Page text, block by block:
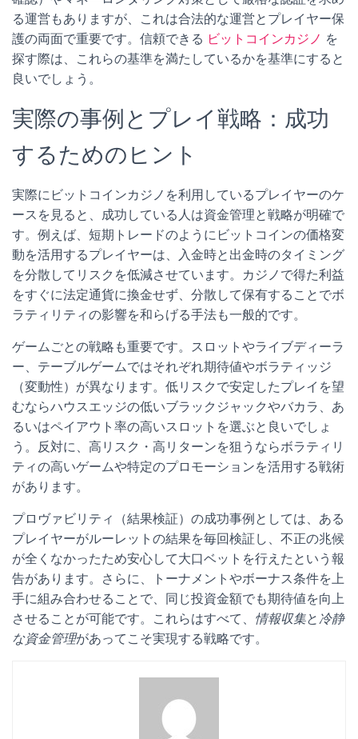
る運営もありますが、これは合法的な運営とプレイヤー保
護の両面で重要です。信頼できる ビットコインカジノ を
探す際は、これらの基準を満たしているかを基準にすると
良いでしょう。
実際の事例とプレイ戦略：成功
するためのヒント
実際にビットコインカジノを利用しているプレイヤーのケ
ースを見ると、成功している人は資金管理と戦略が明確で
す。例えば、短期トレードのようにビットコインの価格変
動を活用するプレイヤーは、入金時と出金時のタイミング
を分散してリスクを低減させています。カジノで得た利益
をすぐに法定通貨に換金せず、分散して保有することでボ
ラティリティの影響を和らげる手法も一般的です。
ゲームごとの戦略も重要です。スロットやライブディーラ
ー、テーブルゲームではそれぞれ期待値やボラティッジ
（変動性）が異なります。低リスクで安定したプレイを望
むならハウスエッジの低いブラックジャックやバカラ、あ
るいはペイアウト率の高いスロットを選ぶと良いでしょ
う。反対に、高リスク・高リターンを狙うならボラティリ
ティの高いゲームや特定のプロモーションを活用する戦術
があります。
プロヴァビリティ（結果検証）の成功事例としては、ある
プレイヤーがルーレットの結果を毎回検証し、不正の兆候
が全くなかったため安心して大口ベットを行えたという報
告があります。さらに、トーナメントやボーナス条件を上
手に組み合わせることで、同じ投資金額でも期待値を向上
させることが可能です。これらはすべて、 情報収集と 冷静
な資金管理があってこそ実現する戦略です。